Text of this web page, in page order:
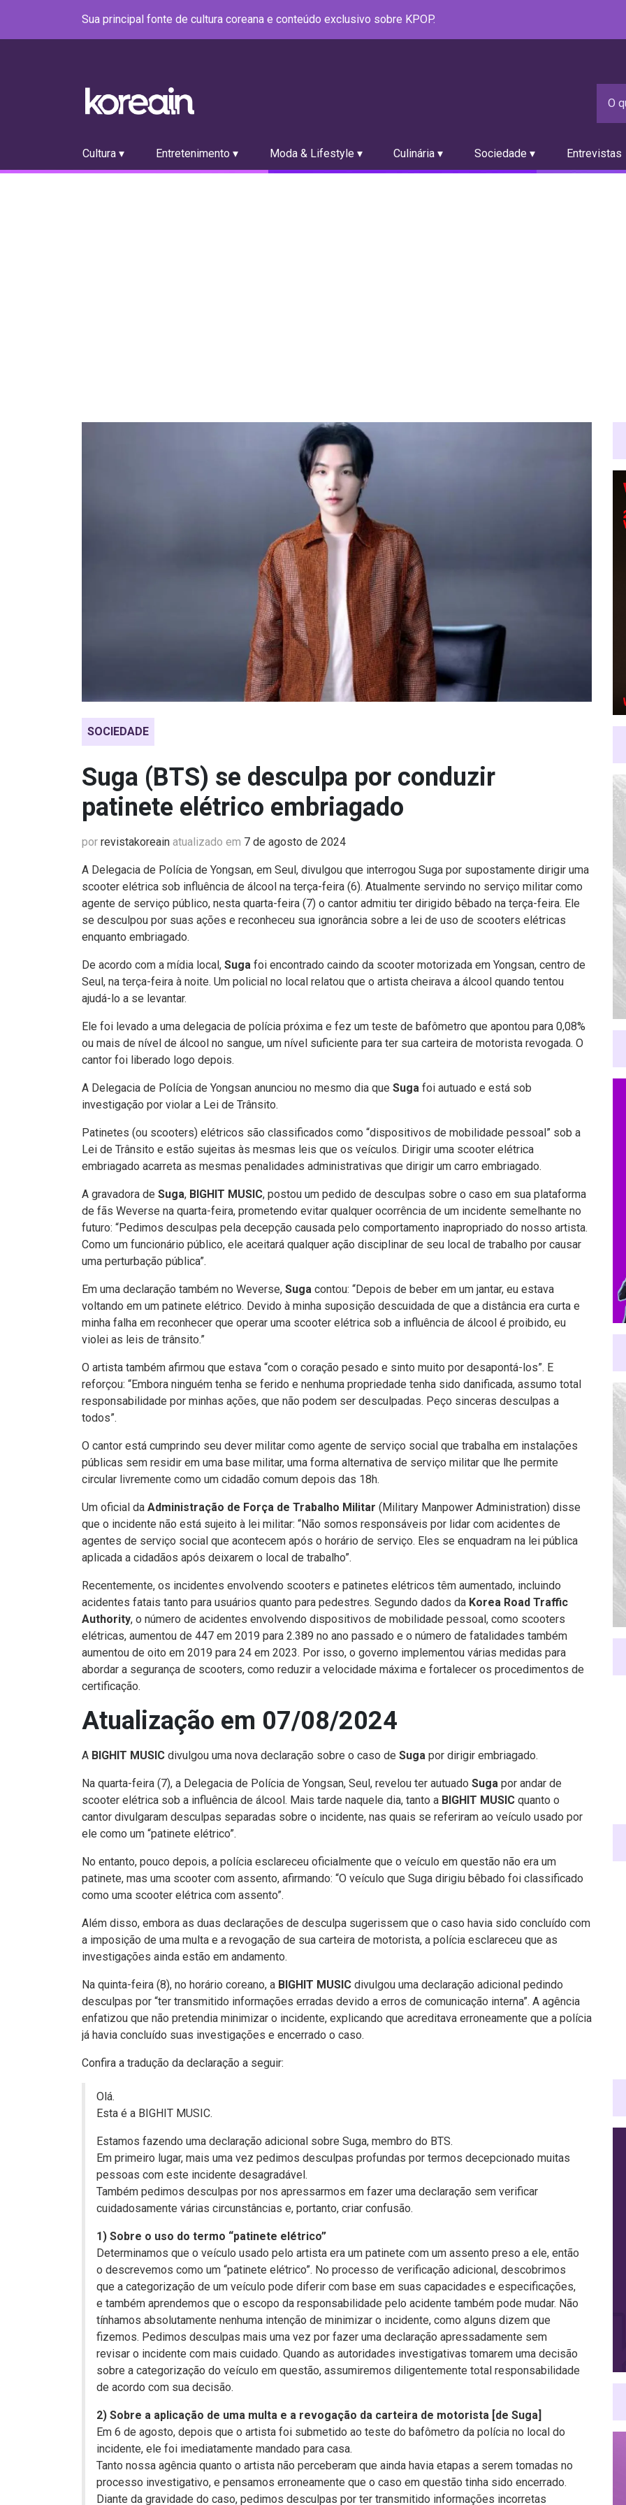
Sua principal fonte de cultura coreana e conteúdo exclusivo sobre KPOP.
Cultura ▾ Entretenimento ▾ Moda & Lifestyle ▾ Culinária ▾ Sociedade ▾ Entrevistas
SOCIEDADE
Suga (BTS) se desculpa por conduzir
patinete elétrico embriagado
por revistakoreain atualizado em 7 de agosto de 2024
A Delegacia de Polícia de Yongsan, em Seul, divulgou que interrogou Suga por supostamente dirigir uma
scooter elétrica sob influência de álcool na terça-feira (6). Atualmente servindo no serviço militar como
agente de serviço público, nesta quarta-feira (7) o cantor admitiu ter dirigido bêbado na terça-feira. Ele
se desculpou por suas ações e reconheceu sua ignorância sobre a lei de uso de scooters elétricas
enquanto embriagado.
De acordo com a mídia local, Suga foi encontrado caindo da scooter motorizada em Yongsan, centro de
Seul, na terça-feira à noite. Um policial no local relatou que o artista cheirava a álcool quando tentou
ajudá-lo a se levantar.
Ele foi levado a uma delegacia de polícia próxima e fez um teste de bafômetro que apontou para 0,08%
ou mais de nível de álcool no sangue, um nível suficiente para ter sua carteira de motorista revogada. O
cantor foi liberado logo depois.
A Delegacia de Polícia de Yongsan anunciou no mesmo dia que Suga foi autuado e está sob
investigação por violar a Lei de Trânsito.
Patinetes (ou scooters) elétricos são classificados como “dispositivos de mobilidade pessoal” sob a
Lei de Trânsito e estão sujeitas às mesmas leis que os veículos. Dirigir uma scooter elétrica
embriagado acarreta as mesmas penalidades administrativas que dirigir um carro embriagado.
A gravadora de Suga, BIGHIT MUSIC, postou um pedido de desculpas sobre o caso em sua plataforma
de fãs Weverse na quarta-feira, prometendo evitar qualquer ocorrência de um incidente semelhante no
futuro: “Pedimos desculpas pela decepção causada pelo comportamento inapropriado do nosso artista.
Como um funcionário público, ele aceitará qualquer ação disciplinar de seu local de trabalho por causar
uma perturbação pública”.
Em uma declaração também no Weverse, Suga contou: “Depois de beber em um jantar, eu estava
voltando em um patinete elétrico. Devido à minha suposição descuidada de que a distância era curta e
minha falha em reconhecer que operar uma scooter elétrica sob a influência de álcool é proibido, eu
violei as leis de trânsito.”
O artista também afirmou que estava “com o coração pesado e sinto muito por desapontá-los”. E
reforçou: “Embora ninguém tenha se ferido e nenhuma propriedade tenha sido danificada, assumo total
responsabilidade por minhas ações, que não podem ser desculpadas. Peço sinceras desculpas a
todos”.
O cantor está cumprindo seu dever militar como agente de serviço social que trabalha em instalações
públicas sem residir em uma base militar, uma forma alternativa de serviço militar que lhe permite
circular livremente como um cidadão comum depois das 18h.
Um oficial da Administração de Força de Trabalho Militar (Military Manpower Administration) disse
que o incidente não está sujeito à lei militar: “Não somos responsáveis ​​por lidar com acidentes de
agentes de serviço social que acontecem após o horário de serviço. Eles se enquadram na lei pública
aplicada a cidadãos após deixarem o local de trabalho”.
Recentemente, os incidentes envolvendo scooters e patinetes elétricos têm aumentado, incluindo
acidentes fatais tanto para usuários quanto para pedestres. Segundo dados da Korea Road Traffic
Authority, o número de acidentes envolvendo dispositivos de mobilidade pessoal, como scooters
elétricas, aumentou de 447 em 2019 para 2.389 no ano passado e o número de fatalidades também
aumentou de oito em 2019 para 24 em 2023. Por isso, o governo implementou várias medidas para
abordar a segurança de scooters, como reduzir a velocidade máxima e fortalecer os procedimentos de
certificação.
Atualização em 07/08/2024
A BIGHIT MUSIC divulgou uma nova declaração sobre o caso de Suga por dirigir embriagado.
Na quarta-feira (7), a Delegacia de Polícia de Yongsan, Seul, revelou ter autuado Suga por andar de
scooter elétrica sob a influência de álcool. Mais tarde naquele dia, tanto a BIGHIT MUSIC quanto o
cantor divulgaram desculpas separadas sobre o incidente, nas quais se referiram ao veículo usado por
ele como um “patinete elétrico”.
No entanto, pouco depois, a polícia esclareceu oficialmente que o veículo em questão não era um
patinete, mas uma scooter com assento, afirmando: “O veículo que Suga dirigiu bêbado foi classificado
como uma scooter elétrica com assento”.
Além disso, embora as duas declarações de desculpa sugerissem que o caso havia sido concluído com
a imposição de uma multa e a revogação de sua carteira de motorista, a polícia esclareceu que as
investigações ainda estão em andamento.
Na quinta-feira (8), no horário coreano, a BIGHIT MUSIC divulgou uma declaração adicional pedindo
desculpas por “ter transmitido informações erradas devido a erros de comunicação interna”. A agência
enfatizou que não pretendia minimizar o incidente, explicando que acreditava erroneamente que a polícia
já havia concluído suas investigações e encerrado o caso.
Confira a tradução da declaração a seguir:
Olá.
Esta é a BIGHIT MUSIC.
Estamos fazendo uma declaração adicional sobre Suga, membro do BTS.
Em primeiro lugar, mais uma vez pedimos desculpas profundas por termos decepcionado muitas
pessoas com este incidente desagradável.
Também pedimos desculpas por nos apressarmos em fazer uma declaração sem verificar
cuidadosamente várias circunstâncias e, portanto, criar confusão.
1) Sobre o uso do termo “patinete elétrico”
Determinamos que o veículo usado pelo artista era um patinete com um assento preso a ele, então
o descrevemos como um “patinete elétrico”. No processo de verificação adicional, descobrimos
que a categorização de um veículo pode diferir com base em suas capacidades e especificações,
e também aprendemos que o escopo da responsabilidade pelo acidente também pode mudar. Não
tínhamos absolutamente nenhuma intenção de minimizar o incidente, como alguns dizem que
fizemos. Pedimos desculpas mais uma vez por fazer uma declaração apressadamente sem
revisar o incidente com mais cuidado. Quando as autoridades investigativas tomarem uma decisão
sobre a categorização do veículo em questão, assumiremos diligentemente total responsabilidade
de acordo com sua decisão.
2) Sobre a aplicação de uma multa e a revogação da carteira de motorista [de Suga]
Em 6 de agosto, depois que o artista foi submetido ao teste do bafômetro da polícia no local do
incidente, ele foi imediatamente mandado para casa.
Tanto nossa agência quanto o artista não perceberam que ainda havia etapas a serem tomadas no
processo investigativo, e pensamos erroneamente que o caso em questão tinha sido encerrado.
Diante da gravidade do caso, pedimos desculpas por ter transmitido informações incorretas